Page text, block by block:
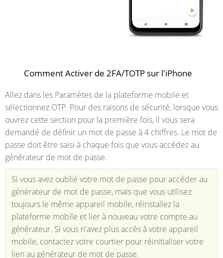
Comment Activer de 2FA/TOTP sur l'iPhone
Allez dans les Paramètes de la plateforme mobile et
sélectionnez OTP. Pour des raisons de sécurité, lorsque vous
ouvrez cette section pour la première fois, il vous sera
demandé de définir un mot de passe à 4 chiffres. Le mot de
passe doit être saisi à chaque fois que vous accédez au
générateur de mot de passe.
Si vous avez oublié votre mot de passe pour accéder au
générateur de mot de passe, mais que vous utilisez
toujours le même appareil mobile, réinstallez la
plateforme mobile et lier à nouveau votre compte au
générateur. Si vous n'avez plus accès à votre appareil
mobile, contactez votre courtier pour réinitialiser votre
lien au générateur de mot de passe.